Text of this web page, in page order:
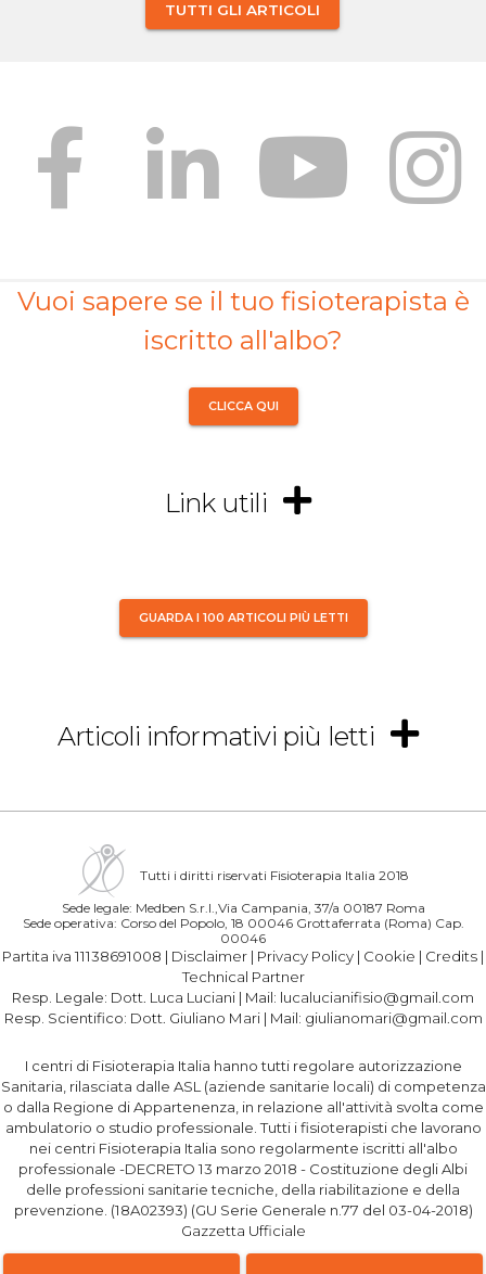
TUTTI GLI ARTICOLI
Vuoi sapere se il tuo fisioterapista è
iscritto all'albo?
CLICCA QUI
Link utili
GUARDA I 100 ARTICOLI PIÙ LETTI
Articoli informativi più letti
Tutti i diritti riservati Fisioterapia Italia 2018
Sede legale: Medben S.r.l.,Via Campania, 37/a 00187 Roma
Sede operativa: Corso del Popolo, 18 00046 Grottaferrata (Roma) Cap.
00046
Partita iva 11138691008 | Disclaimer | Privacy Policy | Cookie | Credits |
Technical Partner
Resp. Legale: Dott. Luca Luciani | Mail: lucalucianifisio@gmail.com
Resp. Scientifico: Dott. Giuliano Mari| Mail: giulianomari@gmail.com
I centri di Fisioterapia Italia hanno tutti regolare autorizzazione
Sanitaria, rilasciata dalle ASL (aziende sanitarie locali) di competenza
o dalla Regione di Appartenenza, in relazione all'attività svolta come
ambulatorio o studio professionale. Tutti i fisioterapisti che lavorano
nei centri Fisioterapia Italia sono regolarmente iscritti all'albo
professionale -DECRETO 13 marzo 2018 - Costituzione degli Albi
delle professioni sanitarie tecniche, della riabilitazione e della
prevenzione. (18A02393) (GU Serie Generale n.77 del 03-04-2018)
Gazzetta Ufficiale